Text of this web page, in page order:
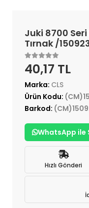
Juki 8700
Tırnak /
40,17 TL
Marka: CLS
Ürün Kodu:
Barkod:
WhatsApp ile
Hızlı Gönderi